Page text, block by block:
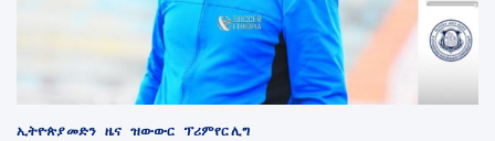
ኢትዮጵያ መድን ዜና ዝውውር ፕሪምየር ሊግ